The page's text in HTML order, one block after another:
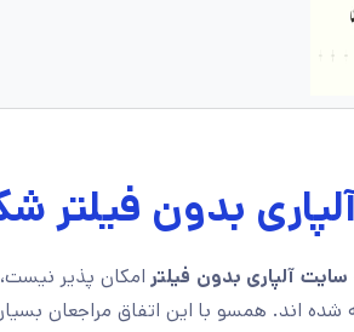
بدون فیلتر
سایت آلپاری بدون فیلترامکان پذیر
شده اند. همسو با این اتفاق مراجعان